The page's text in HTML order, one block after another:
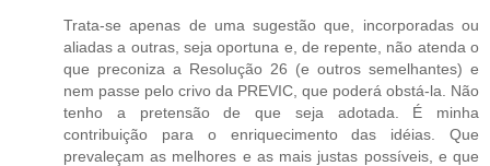
Trata-se apenas de uma sugestão que, incorporadas ou
aliadas a outras, seja oportuna e, de repente, não atenda o
que preconiza a Resolução 26 (e outros semelhantes) e
nem passe pelo crivo da PREVIC, que poderá obstá-la. Não
tenho a pretensão de que seja adotada. É minha
contribuição para o enriquecimento das idéias. Que
prevaleçam as melhores e as mais justas possíveis, e que